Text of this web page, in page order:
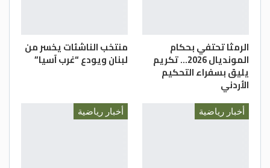
الرمثا تحتفي بحكام
المونديال 2026… تكريم
يليق بسفراء التحكيم
الأردني
منتخب الناشئات يخسر من
لبنان ويودع “غرب آسيا”
أخبار رياضية أخبار رياضية